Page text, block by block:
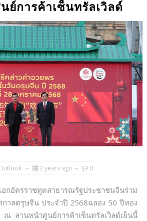
ย์การค้าเซ็นทรัลเวิลด์
2 years ago 0
กอัครราชทูตสาธารณรัฐประชาชนจีนร่วม
กาลตรุษจีน ประจำปี 2568ฉลอง 50 ปีทอง
ลานหน้าศูนย์การค้าเซ็นทรัลเวิลด์เย็นนี้